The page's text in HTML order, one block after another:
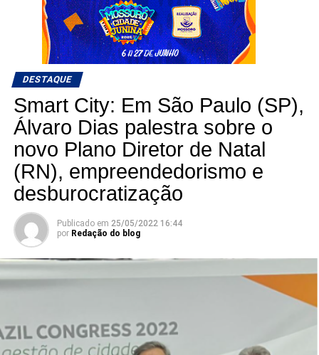
DESTAQUE
Smart City: Em São Paulo (SP),
Álvaro Dias palestra sobre o
novo Plano Diretor de Natal
(RN), empreendedorismo e
desburocratização
Publicado em 25/05/2022 16:44
por Redação do blog